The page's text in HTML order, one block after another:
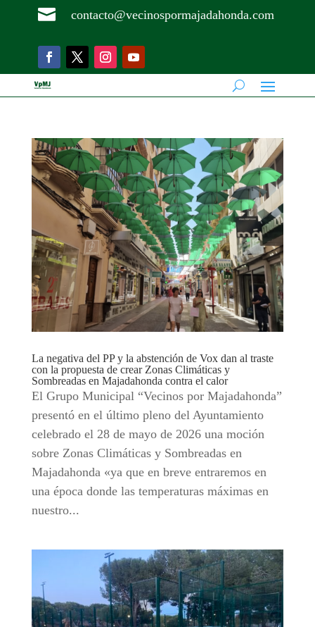
 contacto@vecinospormajadahonda.com
La negativa del PP y la abstención de Vox dan al traste
con la propuesta de crear Zonas Climáticas y
Sombreadas en Majadahonda contra el calor
El Grupo Municipal “Vecinos por Majadahonda”
presentó en el último pleno del Ayuntamiento
celebrado el 28 de mayo de 2026 una moción
sobre Zonas Climáticas y Sombreadas en
Majadahonda «ya que en breve entraremos en
una época donde las temperaturas máximas en
nuestro...